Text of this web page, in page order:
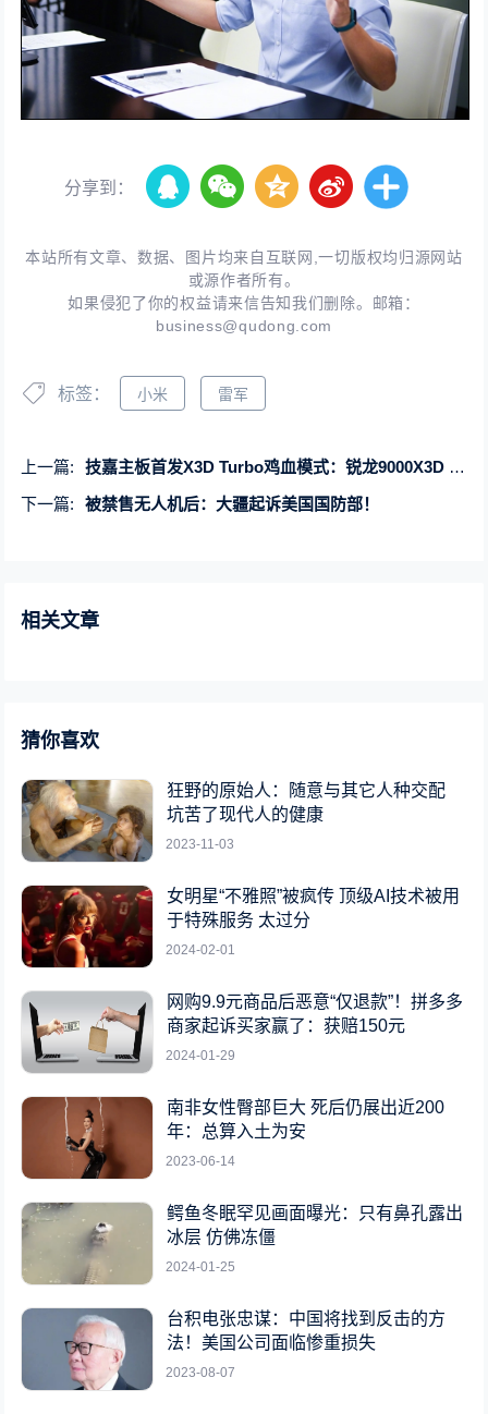
分享到：
本站所有文章、数据、图片均来自互联网,一切版权均归源网站
或源作者所有。
如果侵犯了你的权益请来信告知我们删除。邮箱：
business@qudong.com
标签： 小米 雷军
上一篇:
技嘉主板首发X3D Turbo鸡血模式：锐龙9000X3D CPU游戏性能暴增35%
下一篇:
被禁售无人机后：大疆起诉美国国防部！
相关文章
猜你喜欢
狂野的原始人：随意与其它人种交配
坑苦了现代人的健康
2023-11-03
女明星“不雅照”被疯传 顶级AI技术被用
于特殊服务 太过分
2024-02-01
网购9.9元商品后恶意“仅退款”！拼多多
商家起诉买家赢了：获赔150元
2024-01-29
南非女性臀部巨大 死后仍展出近200
年：总算入土为安
2023-06-14
鳄鱼冬眠罕见画面曝光：只有鼻孔露出
冰层 仿佛冻僵
2024-01-25
台积电张忠谋：中国将找到反击的方
法！美国公司面临惨重损失
2023-08-07